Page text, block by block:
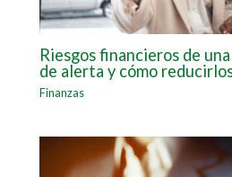
Riesgos financieros de
de alerta y cómo
Finanzas